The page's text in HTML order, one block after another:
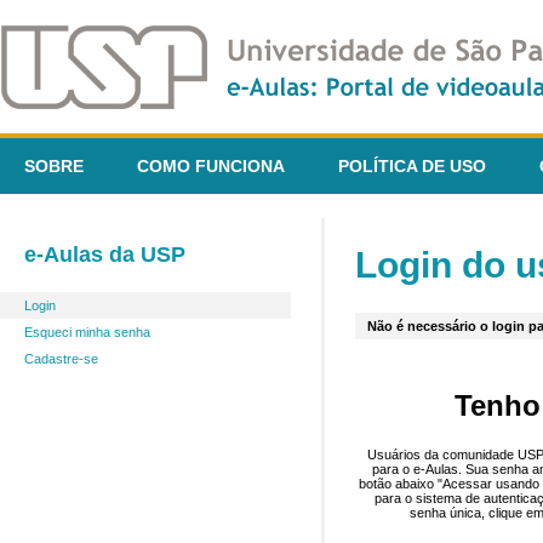
SOBRE COMO FUNCIONA POLÍTICA DE USO
e-Aulas da USP
Login
Esqueci minha senha
Cadastre-se
Login do
Não é necessário o login
Usuários da comunidade
para o e-Aulas. Sua senha
botão abaixo "Acessar
para o sistema de
senha única, clique